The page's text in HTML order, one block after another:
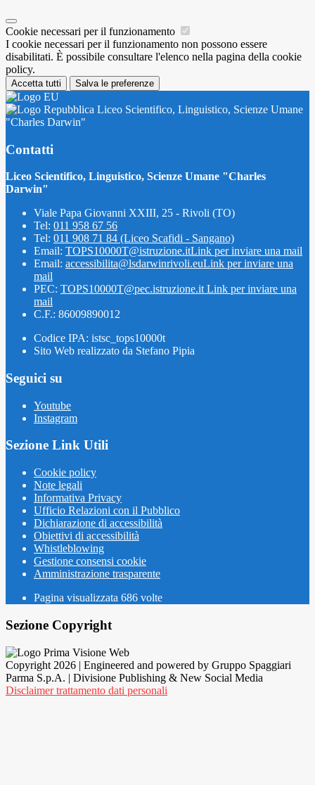
Cookie necessari per il funzionamento
I cookie necessari per il funzionamento non possono essere
disabilitati. È possibile consultare l'elenco nella pagina della cookie
policy.
Accetta tutti Salva le preferenze
Liceo Scientifico, Linguistico, Scienze Umane
"Charles Darwin"
Contatti
Liceo Scientifico, Linguistico, Scienze Umane "Charles
Darwin"
Viale Papa Giovanni XXIII, 25 - Rivoli (TO)
Tel: 011 958 67 56
Tel: 011 908 71 84 (Liceo Scafidi - Sangano)
Email: TOPS10000T@istruzione.itLink per inviare una mail
Email: accessibilita@lsdarwinrivoli.euLink per inviare una
mail
PEC: TOPS10000T@pec.istruzione.it Link per inviare una
mail
C.F.: 86009890012
Codice IPA: istsc_tops10000t
Sito Web realizzato da Stefano Pipia
Seguici su
Youtube
Instagram
Sezione Link Utili
Cookie policy
Note legali
Informativa Privacy
Ufficio Relazioni con il Pubblico
Dichiarazione di accessibilità
Obiettivi di accessibilità
Whistleblowing
Gestione consensi cookie
Amministrazione trasparente
Pagina visualizzata 686 volte
Sezione Copyright
Copyright 2026 | Engineered and powered by Gruppo Spaggiari
Parma S.p.A. | Divisione Publishing & New Social Media
Disclaimer trattamento dati personali